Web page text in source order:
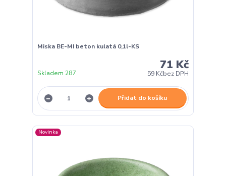
Miska BE-MI beton kulatá 0,1l-KS
71 Kč
59 Kčbez DPH
Skladem 287
Přidat do košíku
Novinka